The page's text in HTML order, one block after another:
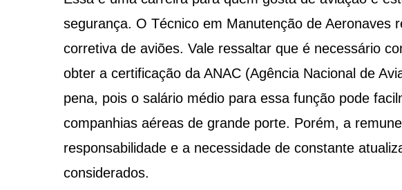
segurança. O Técnico em Manutenção de Aeronaves
corretiva de aviões. Vale ressaltar que é necessário
obter a certificação da ANAC (Agência Nacional de
pena, pois o salário médio para essa função pode
companhias aéreas de grande porte. Porém, a
responsabilidade e a necessidade de constante
considerados.